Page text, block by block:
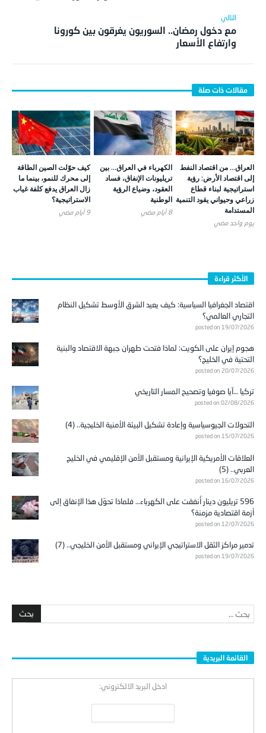
مع دخول رمضان.. السوريون يغرقون بين كورونا
وارتفاع الأسعار
العراق… من اقتصاد النفط
إلى اقتصاد الأرض: رؤية
استراتيجية لبناء قطاع
زراعي وحيواني يقود التنمية
المستدامة
يوم واحد ‎مضي
الكهرباء في العراق… بين
تريليونات الإنفاق، فساد
العقود، وضياع الرؤية
الوطنية
8 أيام ‎مضي
كيف حوّلت الصين الطاقة
إلى محرك للنمو، بينما ما
زال العراق يدفع كلفة غياب
الاستراتيجية؟
9 أيام ‎مضي
الأكثر قراءة
اقتصاد الجغرافيا السياسية: كيف يعيد الشرق الأوسط تشكيل النظام
التجاري العالمي؟
posted on 19/07/2026
هجوم إيران على الكويت: لماذا فتحت طهران جبهة الاقتصاد والبنية
التحتية في الخليج؟
posted on 20/07/2026
تركيا …آيا صوفيا وتصحيح المسار التاريخي
posted on 02/08/2026
التحولات الجيوسياسية وإعادة تشكيل البيئة الأمنية الخليجية.. (4)
posted on 15/07/2026
العلاقات الأمريكية الإيرانية ومستقبل الأمن الإقليمي في الخليج
العربي.. (5)
posted on 16/07/2026
596 تريليون دينار أُنفقت على الكهرباء… فلماذا تحوّل هذا الإنفاق إلى
أزمة اقتصادية مزمنة؟
posted on 12/07/2026
تدمير مراكز الثقل الاستراتيجي الإيراني ومستقبل الأمن الخليجي.. (7)
posted on 19/07/2026
القائمة البريدية
ادخل البريد الالكتروني: